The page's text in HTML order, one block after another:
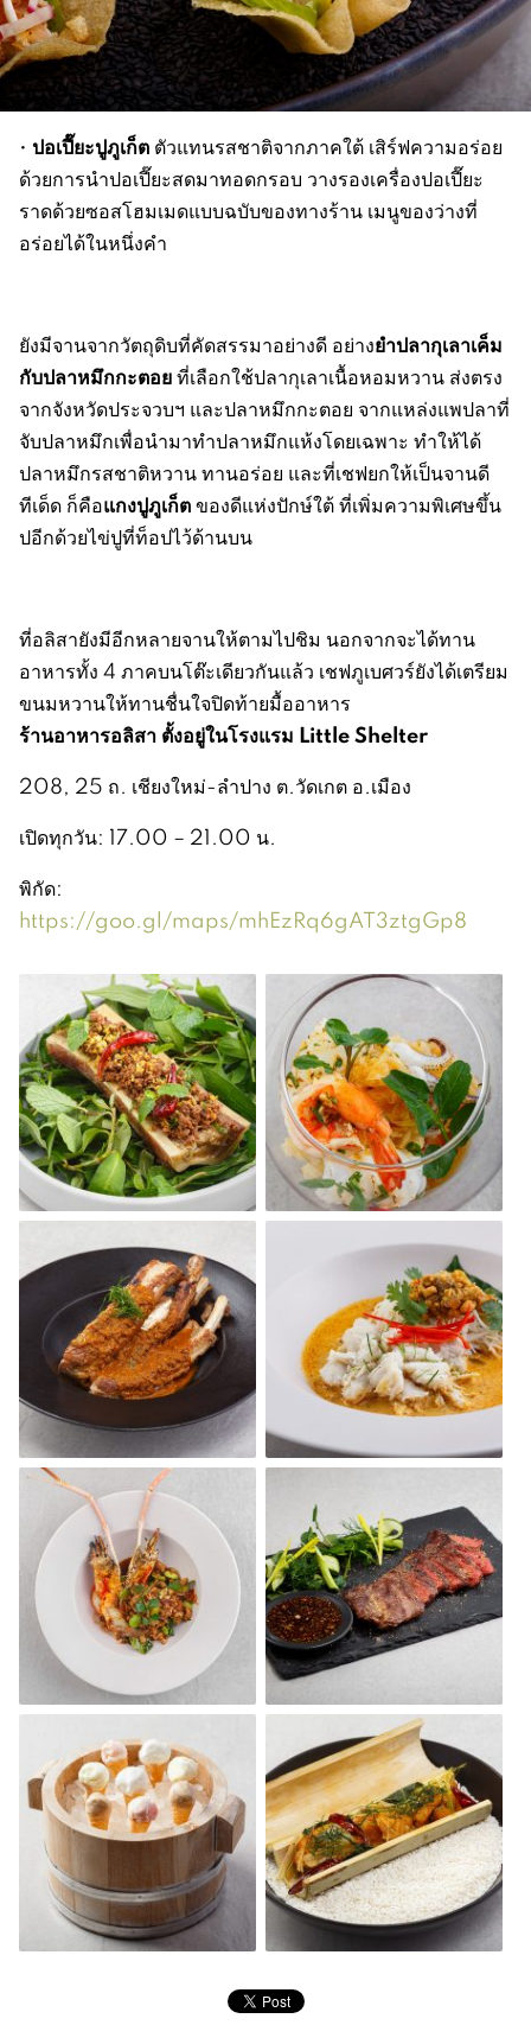
• ปอเปี๊ยะปูภูเก็ต ตัวแทนรสชาติจากภาคใต้ เสิร์ฟความอร่อย
ด้วยการนำปอเปี๊ยะสดมาทอดกรอบ วางรองเครื่องปอเปี๊ยะ
ราดด้วยซอสโฮมเมดแบบฉบับของทางร้าน เมนูของว่างที่
อร่อยได้ในหนึ่งคำ
ยังมีจานจากวัตถุดิบที่คัดสรรมาอย่างดี อย่างยำปลากุเลาเค็ม
กับปลาหมึกกะตอยที่เลือกใช้ปลากุเลาเนื้อหอมหวาน ส่งตรง
จากจังหวัดประจวบฯ และปลาหมึกกะตอย จากแหล่งแพปลาที่
จับปลาหมึกเพื่อนำมาทำปลาหมึกแห้งโดยเฉพาะ ทำให้ได้
ปลาหมึกรสชาติหวาน ทานอร่อย และที่เชฟยกให้เป็นจานดี
ทีเด็ด ก็คือแกงปูภูเก็ตของดีแห่งปักษ์ใต้ ที่เพิ่มความพิเศษขึ้น
ปอีกด้วยไข่ปูที่ท็อปไว้ด้านบน
ที่อลิสายังมีอีกหลายจานให้ตามไปชิม นอกจากจะได้ทาน
อาหารทั้ง 4 ภาคบนโต๊ะเดียวกันแล้ว เชฟภูเบศวร์ยังได้เตรียม
ขนมหวานให้ทานชื่นใจปิดท้ายมื้ออาหาร
ร้านอาหารอลิสา ตั้งอยู่ในโรงแรม Little Shelter
208, 25 ถ. เชียงใหม่-ลำปาง ต.วัดเกต อ.เมือง
เปิดทุกวัน: 17.00 – 21.00 น.
พิกัด:
https://goo.gl/maps/mhEzRq6gAT3ztgGp8